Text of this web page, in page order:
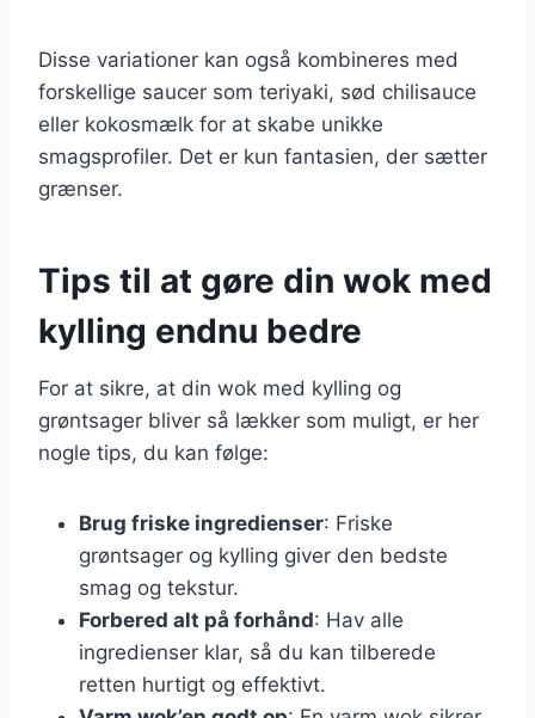
Disse variationer kan også kombineres med
forskellige saucer som teriyaki, sød chilisauce
eller kokosmælk for at skabe unikke
smagsprofiler. Det er kun fantasien, der sætter
grænser.
Tips til at gøre din wok med
kylling endnu bedre
For at sikre, at din wok med kylling og
grøntsager bliver så lækker som muligt, er her
nogle tips, du kan følge:
Brug friske ingredienser: Friske
grøntsager og kylling giver den bedste
smag og tekstur.
Forbered alt på forhånd: Hav alle
ingredienser klar, så du kan tilberede
retten hurtigt og effektivt.